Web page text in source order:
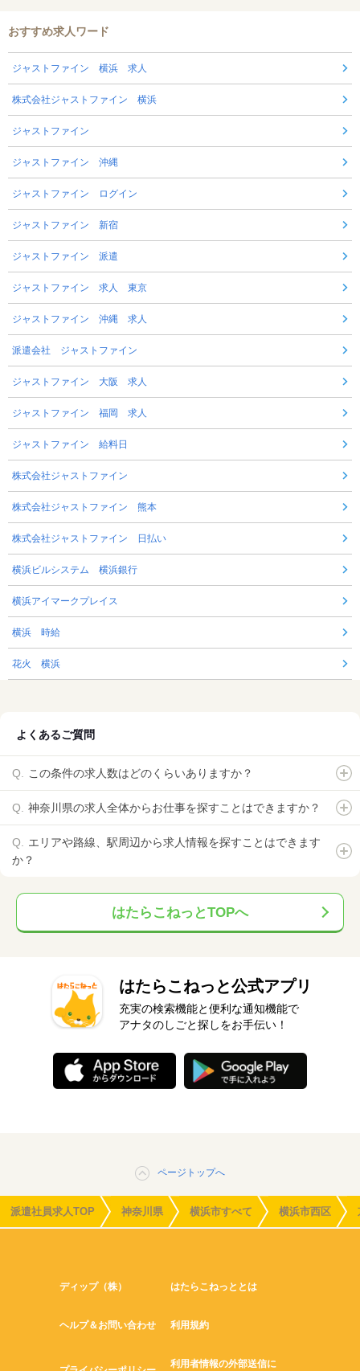
おすすめ求人ワード
ジャストファイン 横浜 求人
株式会社ジャストファイン 横浜
ジャストファイン
ジャストファイン 沖縄
ジャストファイン ログイン
ジャストファイン 新宿
ジャストファイン 派遣
ジャストファイン 求人 東京
ジャストファイン 沖縄 求人
派遣会社 ジャストファイン
ジャストファイン 大阪 求人
ジャストファイン 福岡 求人
ジャストファイン 給料日
株式会社ジャストファイン
株式会社ジャストファイン 熊本
株式会社ジャストファイン 日払い
横浜ビルシステム 横浜銀行
横浜アイマークプレイス
横浜 時給
花火 横浜
よくあるご質問
この条件の求人数はどのくらいありますか？
神奈川県の求人全体からお仕事を探すことはできますか？
エリアや路線、駅周辺から求人情報を探すことはできます
か？
はたらこねっとTOPへ
はたらこねっと公式アプリ
充実の検索機能と便利な通知機能で
アナタのしごと探しをお手伝い！
ページトップへ
派遣社員求人TOP 神奈川県 横浜市すべて 横浜市西区
ディップ（株） はたらこねっととは
ヘルプ＆お問い合わせ 利用規約
利用者情報の外部送信に